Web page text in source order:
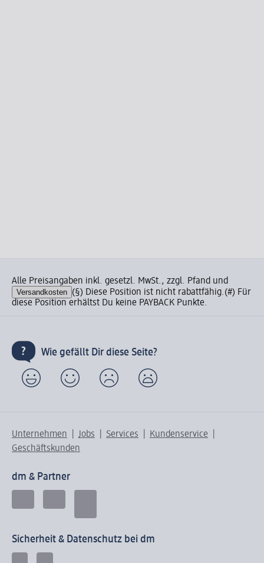
Alle Preisangaben inkl. gesetzl. MwSt., zzgl. Pfand und
Versandkosten (§) Diese Position ist nicht rabattfähig.(#) Für
diese Position erhältst Du keine PAYBACK Punkte.
Wie gefällt Dir diese Seite?
Unternehmen Jobs Services
Kundenservice
Geschäftskunden
dm & Partner
Sicherheit & Datenschutz bei dm